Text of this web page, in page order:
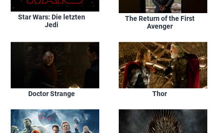
Star Wars: Die letzten
Jedi
The Return of the First
Avenger
Doctor Strange Thor